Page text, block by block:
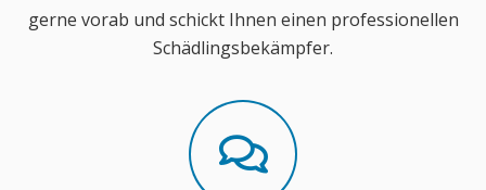
gerne vorab und schickt Ihnen einen professionellen
Schädlingsbekämpfer.